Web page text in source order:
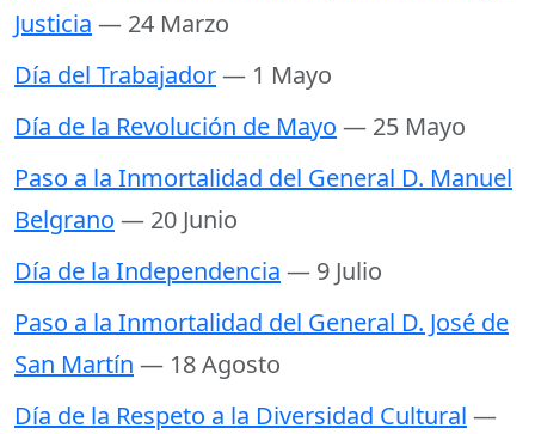
Justicia — 24 Marzo
Día del Trabajador— 1 Mayo
Día de la Revolución de Mayo — 25 Mayo
Paso a la Inmortalidad del General D. Manuel
Belgrano — 20 Junio
Día de la Independencia — 9 Julio
Paso a la Inmortalidad del General D. José de
San Martín — 18 Agosto
Día de la Respeto a la Diversidad Cultural —